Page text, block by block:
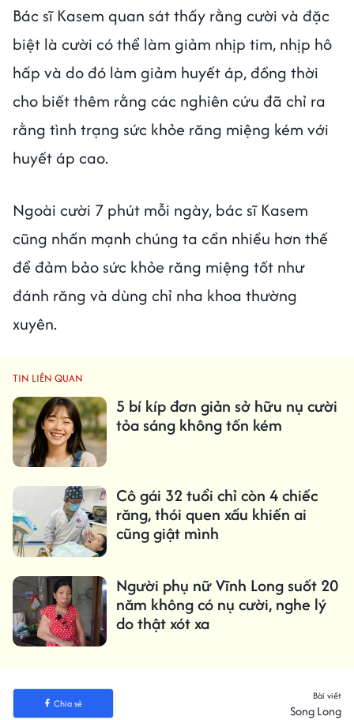
Bác sĩ Kasem quan sát thấy rằng cười và đặc
biệt là cười có thể làm giảm nhịp tim, nhịp hô
hấp và do đó làm giảm huyết áp, đồng thời
cho biết thêm rằng các nghiên cứu đã chỉ ra
rằng tình trạng sức khỏe răng miệng kém với
huyết áp cao.
Ngoài cười 7 phút mỗi ngày, bác sĩ Kasem
cũng nhấn mạnh chúng ta cần nhiều hơn thế
để đảm bảo sức khỏe răng miệng tốt như
đánh răng và dùng chỉ nha khoa thường
xuyên.
TIN LIÊN QUAN
5 bí kíp đơn giản sở hữu nụ cười
tỏa sáng không tốn kém
Cô gái 32 tuổi chỉ còn 4 chiếc
răng, thói quen xấu khiến ai
cũng giật mình
Người phụ nữ Vĩnh Long suốt 20
năm không có nụ cười, nghe lý
do thật xót xa
Chia sẻ
Bài viết
Song Long